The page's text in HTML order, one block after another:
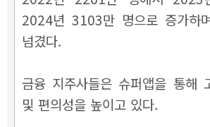
2024년 3103만 명으로 증가하
넘겼다.
금융 지주사들은 슈퍼앱을 통해
및 편의성을 높이고 있다.